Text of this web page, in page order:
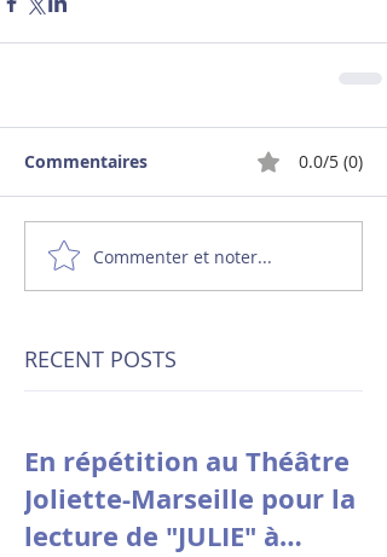
Commentaires 0.0/5 (0)
Commenter et noter...
RECENT POSTS
En répétition au Théâtre
Joliette-Marseille pour la
lecture de "JULIE" à